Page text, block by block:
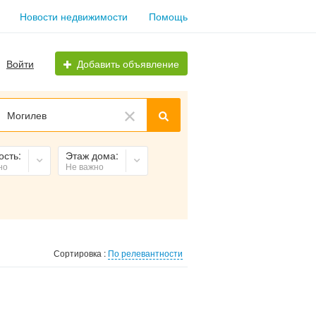
Новости недвижимости Помощь
Войти Добавить объявление
Могилев
Этаж дома:
Не важно
Сортировка : По релевантности